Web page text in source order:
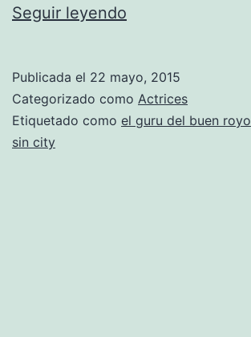
Seguir leyendo
Publicada el 22 mayo, 2015
Categorizado como Actrices
Etiquetado como el guru del buen royo
sin city